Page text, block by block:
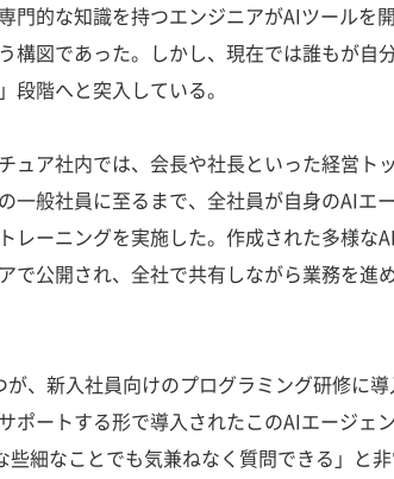
門的な知識を持つエンジニアがAIツールを
構図であった。しかし、現在では誰もが自
段階へと突入している。
ュア社内では、会長や社長といった経営ト
一般社員に至るまで、全社員が自身のAIエ
レーニングを実施した。作成された多様な
で公開され、全社で共有しながら業務を進
、新入社員向けのプログラミング研修に導
ポートする形で導入されたこのAIエージェ
些細なことでも気兼ねなく質問できる」と